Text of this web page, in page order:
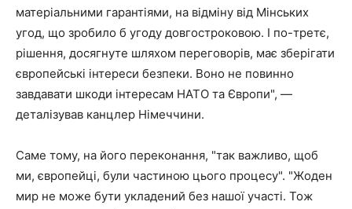
матеріальними гарантіями, на відміну від Мінських
угод, що зробило б угоду довгостроковою. І по-третє,
рішення, досягнуте шляхом переговорів, має зберігати
європейські інтереси безпеки. Воно не повинно
завдавати шкоди інтересам НАТО та Європи", —
деталізував канцлер Німеччини.
Саме тому, на його переконання, "так важливо, щоб
ми, європейці, були частиною цього процесу". "Жоден
мир не може бути укладений без нашої участі. Тож